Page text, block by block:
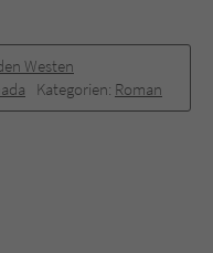
Westen
Kategorien: Roman